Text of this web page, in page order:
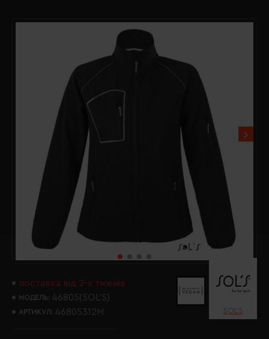
поставка від 2-х тижнів
МОДЕЛЬ: 46805(SOL’S)
АРТИКУЛ: 46805312M SOL’S